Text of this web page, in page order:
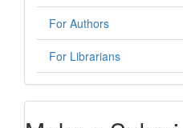
For Authors
For Librarians